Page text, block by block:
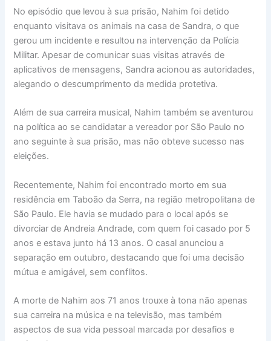
No episódio que levou à sua prisão, Nahim foi detido
enquanto visitava os animais na casa de Sandra, o que
gerou um incidente e resultou na intervenção da Polícia
Militar. Apesar de comunicar suas visitas através de
aplicativos de mensagens, Sandra acionou as autoridades,
alegando o descumprimento da medida protetiva.
Além de sua carreira musical, Nahim também se aventurou
na política ao se candidatar a vereador por São Paulo no
ano seguinte à sua prisão, mas não obteve sucesso nas
eleições.
Recentemente, Nahim foi encontrado morto em sua
residência em Taboão da Serra, na região metropolitana de
São Paulo. Ele havia se mudado para o local após se
divorciar de Andreia Andrade, com quem foi casado por 5
anos e estava junto há 13 anos. O casal anunciou a
separação em outubro, destacando que foi uma decisão
mútua e amigável, sem conflitos.
A morte de Nahim aos 71 anos trouxe à tona não apenas
sua carreira na música e na televisão, mas também
aspectos de sua vida pessoal marcada por desafios e